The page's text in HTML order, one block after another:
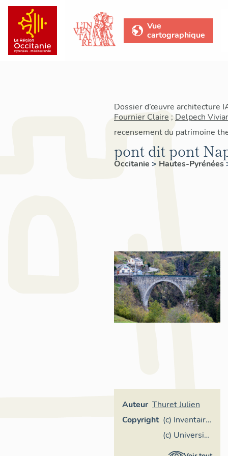
Vue
cartographique
Dossier d’œuvre architecture
Fournier Claire ; Delpech
recensement du patrimoine
pont dit pont
Occitanie > Hautes-Pyrénées
Auteur Thuret Julien
Copyright (c) Inventaire
général
Région
(c) Université
de Pau et